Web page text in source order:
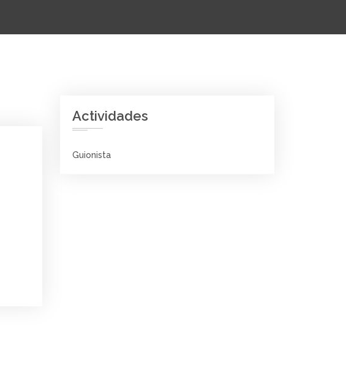
Actividades
Guionista